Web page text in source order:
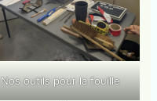
Nos outils pour la fouille